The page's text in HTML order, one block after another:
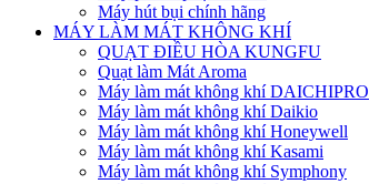
Máy hút bụi chính hãng
MÁY LÀM MÁT KHÔNG KHÍ
QUẠT ĐIỀU HÒA KUNGFU
Quạt làm Mát Aroma
Máy làm mát không khí DAICHIPRO
Máy làm mát không khí Daikio
Máy làm mát không khí Honeywell
Máy làm mát không khí Kasami
Máy làm mát không khí Symphony